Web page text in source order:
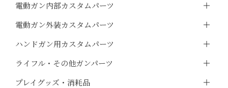
電動ガン内部カスタムパーツ
電動ガン外装カスタムパーツ
ハンドガン用カスタムパーツ
ライフル・その他ガンパーツ
プレイグッズ・消耗品